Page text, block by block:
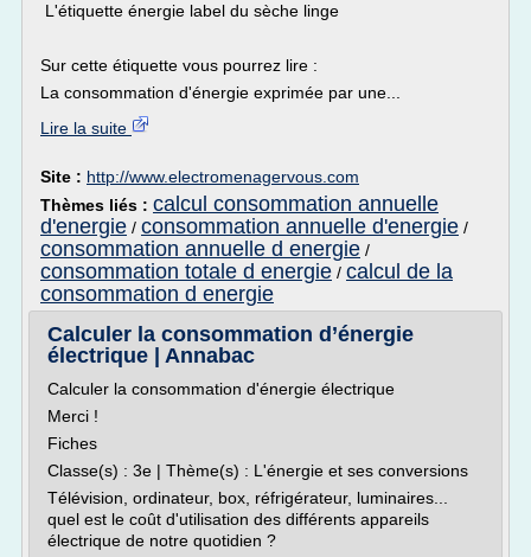
L'étiquette énergie label du sèche linge
Sur cette étiquette vous pourrez lire :
La consommation d'énergie exprimée par une...
Lire la suite
Site : http://www.electromenagervous.com
Thèmes liés : calcul consommation annuelle
d'energie / consommation annuelle d'energie /
consommation annuelle d energie /
consommation totale d energie / calcul de la
consommation d energie
Calculer la consommation d’énergie
électrique | Annabac
Calculer la consommation d'énergie électrique
Merci !
Fiches
Classe(s) : 3e | Thème(s) : L'énergie et ses conversions
Télévision, ordinateur, box, réfrigérateur, luminaires...
quel est le coût d'utilisation des différents appareils
électrique de notre quotidien ?